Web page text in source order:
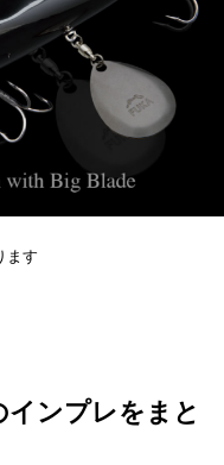
ます
ンプレをまと